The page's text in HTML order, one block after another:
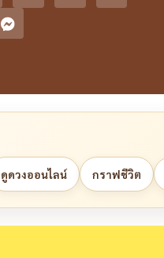
ดูดวงออนไลน์ กราฟชีวิต